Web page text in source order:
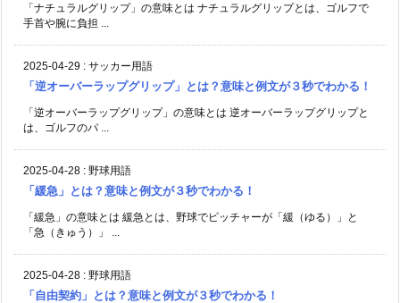
「ナチュラルグリップ」の意味とは ナチュラルグリップとは、ゴルフで
手首や腕に負担 ...
2025-04-29 : サッカー用語
「逆オーバーラップグリップ」とは？意味と例文が３秒でわかる！
「逆オーバーラップグリップ」の意味とは 逆オーバーラップグリップと
は、ゴルフのパ ...
2025-04-28 : 野球用語
「緩急」とは？意味と例文が３秒でわかる！
「緩急」の意味とは 緩急とは、野球でピッチャーが「緩（ゆる）」と
「急（きゅう）」 ...
2025-04-28 : 野球用語
「自由契約」とは？意味と例文が３秒でわかる！